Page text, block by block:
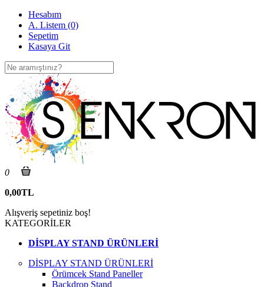
Hesabım
A. Listem (0)
Sepetim
Kasaya Git
0
0,00TL
Alışveriş sepetiniz boş!
KATEGORİLER
DİSPLAY STAND ÜRÜNLERİ
DİSPLAY STAND ÜRÜNLERİ
Örümcek Stand Paneller
Backdrop Stand